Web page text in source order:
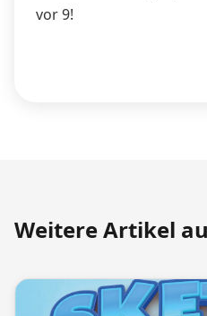
vor 9!
Weitere Artikel